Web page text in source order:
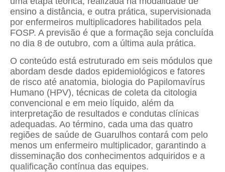
ensino a distância, e outra prática, supervisionada
por enfermeiros multiplicadores habilitados pela
FOSP. A previsão é que a formação seja concluída
no dia 8 de outubro, com a última aula prática.
O conteúdo está estruturado em seis módulos que
abordam desde dados epidemiológicos e fatores
de risco até anatomia, biologia do Papilomavírus
Humano (HPV), técnicas de coleta da citologia
convencional e em meio líquido, além da
interpretação de resultados e condutas clínicas
adequadas. Ao término, cada uma das quatro
regiões de saúde de Guarulhos contará com pelo
menos um enfermeiro multiplicador, garantindo a
disseminação dos conhecimentos adquiridos e a
qualificação contínua das equipes.